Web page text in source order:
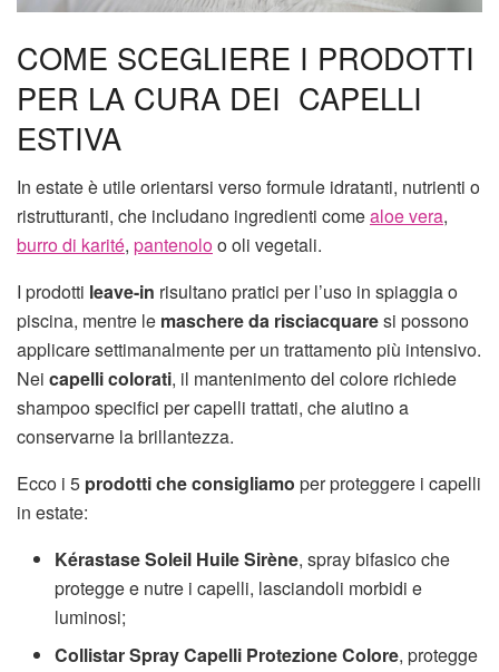
COME SCEGLIERE I PRODOTTI
PER LA CURA DEI CAPELLI
ESTIVA
In estate è utile orientarsi verso formule idratanti, nutrienti o
ristrutturanti, che includano ingredienti comealoe vera,
burro di karité, pantenoloo oli vegetali.
I prodotti leave-in risultano pratici per l’uso in spiaggia o
piscina, mentre le maschere da risciacquaresi possono
applicare settimanalmente per un trattamento più intensivo.
Nei capelli colorati, il mantenimento del colore richiede
shampoo specifici per capelli trattati, che aiutino a
conservarne la brillantezza.
Ecco i 5 prodotti che consigliamo per proteggere i capelli
in estate:
Kérastase Soleil Huile Sirène, spray bifasico che
protegge e nutre i capelli, lasciandoli morbidi e
luminosi;
Collistar Spray Capelli Protezione Colore, protegge